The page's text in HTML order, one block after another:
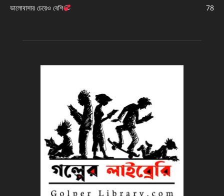
ভালোবাসার চেয়েও বেশি
78